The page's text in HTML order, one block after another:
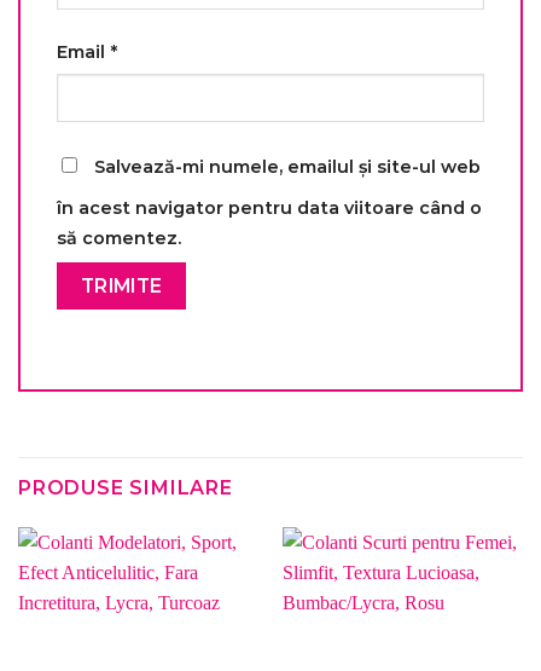
Email *
Salvează-mi numele, emailul și site-ul web
în acest navigator pentru data viitoare când o
să comentez.
PRODUSE SIMILARE